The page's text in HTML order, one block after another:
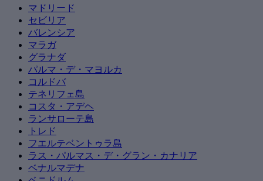
マドリード
セビリア
バレンシア
マラガ
グラナダ
パルマ・デ・マヨルカ
コルドバ
テネリフェ島
コスタ・アデヘ
ランサローテ島
トレド
フエルテベントゥラ島
ラス・パルマス・デ・グラン・カナリア
ベナルマデナ